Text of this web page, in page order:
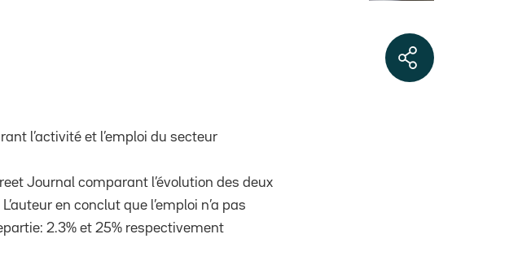
l’activité et l’emploi du secteur
Journal comparant l’évolution des deux
en conclut que l’emploi n’a pas
2.3% et 25% respectivement